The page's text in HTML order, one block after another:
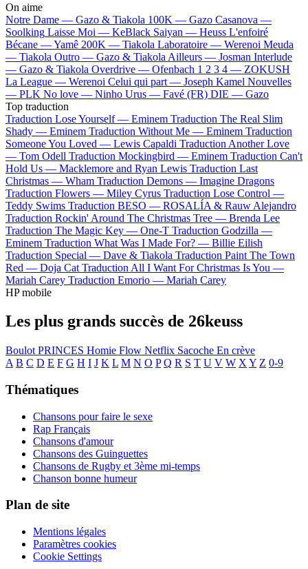
On aime
Notre Dame — Gazo & Tiakola 100K — Gazo Casanova —
Soolking Laisse Moi — KeBlack Saiyan — Heuss L'enfoiré
Bécane —Yamê 200K — Tiakola Laboratoire — Werenoi Meuda
— Tiakola Outro — Gazo & Tiakola Ailleurs — Josman Interlude
— Gazo & Tiakola Overdrive — Ofenbach 1 2 3 4 — ZOKUSH
La League — Werenoi Celui qui part — Joseph Kamel Nouvelles
— PLK No love — Ninho Urus — Favé (FR) DIE — Gazo
Top traduction
Traduction Lose Yourself — Eminem Traduction The Real Slim
Shady — Eminem Traduction Without Me — Eminem Traduction
Someone You Loved — Lewis Capaldi Traduction Another Love
— Tom Odell Traduction Mockingbird — Eminem Traduction Can't
Hold Us — Macklemore and Ryan Lewis Traduction Last
Christmas — Wham Traduction Demons — Imagine Dragons
Traduction Flowers — Miley Cyrus Traduction Lose Control —
Teddy Swims Traduction BESO — ROSALÍA & Rauw Alejandro
Traduction Rockin' Around The Christmas Tree — Brenda Lee
Traduction The Magic Key — One-T Traduction Godzilla —
Eminem Traduction What Was I Made For? — Billie Eilish
Traduction Special — Dave & Tiakola Traduction Paint The Town
Red — Doja Cat Traduction All I Want For Christmas Is You —
Mariah Carey Traduction Emorio — Mariah Carey
HP mobile
Les plus grands succès de 26keuss
Boulot PRINCES Homie Flow Netflix Sacoche En crève
A B C D E F G H I J K L M N O P Q R S T U V W X Y Z 0-9
Thématiques
Chansons pour faire le sexe
Rap Français
Chansons d'amour
Chansons des Guinguettes
Chansons de Rugby et 3ème mi-temps
Chanson bonne humeur
Plan de site
Mentions légales
Paramètres cookies
Cookie Settings